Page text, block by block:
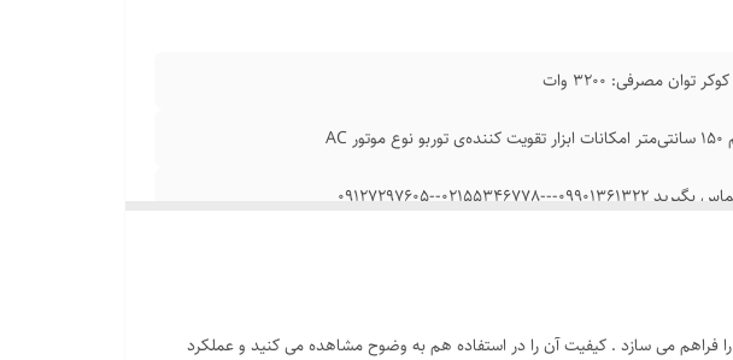
09127297605
و حالت دهی موها را فراهم می سازد . کیفیت آن را در استفادە هم به وضوح مشاهده می کنید و عملکرد